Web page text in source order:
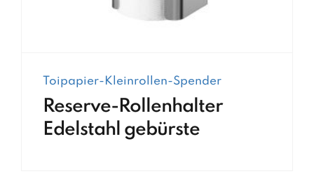
Toipapier-Kleinrollen-Spender
Reserve-Rollenhalter
Edelstahl gebürste